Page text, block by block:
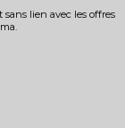
lien avec les offres